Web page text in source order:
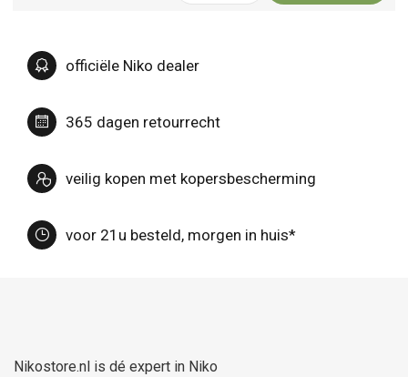
officiële Niko dealer
365 dagen retourrecht
veilig kopen met kopersbescherming
voor 21u besteld, morgen in huis*
Nikostore.nl is dé expert in Niko